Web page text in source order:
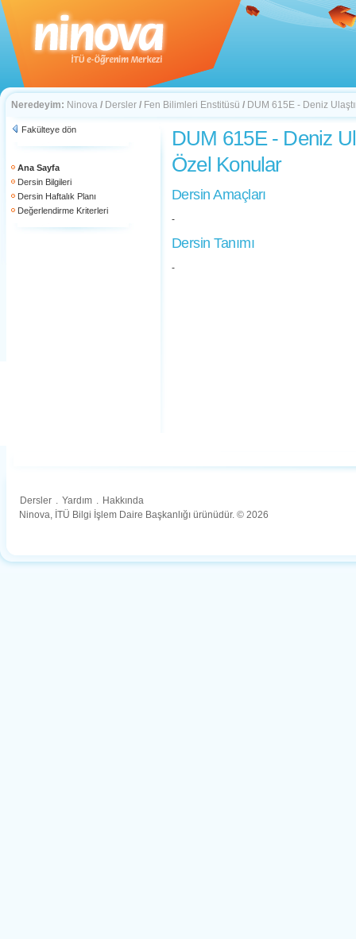
Neredeyim: Ninova / Dersler / Fen Bilimleri Enstitüsü / DUM 615E - Deniz
Fakülteye dön
Ana Sayfa
Dersin Bilgileri
Dersin Haftalık Planı
Değerlendirme Kriterleri
DUM 615E - Deniz
Özel Konular
Dersin Amaçları
-
Dersin Tanımı
-
Dersler . Yardım . Hakkında
Ninova, İTÜ Bilgi İşlem Daire Başkanlığı ürünüdür. © 2026